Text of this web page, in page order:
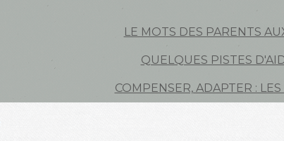
LE MOTS DES PARENTS
QUELQUES PISTES
COMPENSER, ADAPTER :